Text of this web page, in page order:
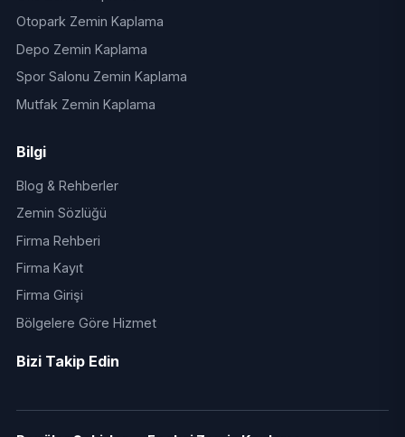
Otopark Zemin Kaplama
Depo Zemin Kaplama
Spor Salonu Zemin Kaplama
Mutfak Zemin Kaplama
Bilgi
Blog & Rehberler
Zemin Sözlüğü
Firma Rehberi
Firma Kayıt
Firma Girişi
Bölgelere Göre Hizmet
Bizi Takip Edin